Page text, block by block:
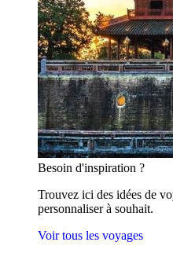
Besoin d'inspiration ?
Trouvez ici des idées de
personnaliser à souhait.
Voir tous les voyages